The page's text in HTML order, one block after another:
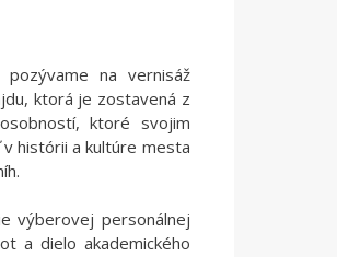
na vernisáž
ktorá je zostavená z
ktoré svojim
histórii a kultúre mesta
výberovej personálnej
a dielo akademického